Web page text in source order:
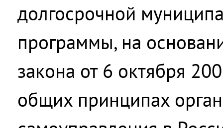
долгосрочной
программы, на
закона от 6 октября
общих принципах